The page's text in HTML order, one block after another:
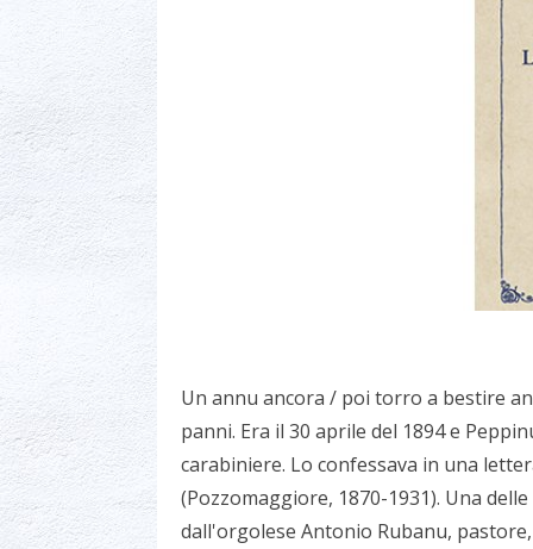
Un annu ancora / poi torro a bestire
panni. Era il 30 aprile del 1894 e
carabiniere. Lo confessava in una
(Pozzomaggiore, 1870-1931). Una
dall'orgolese Antonio Rubanu,